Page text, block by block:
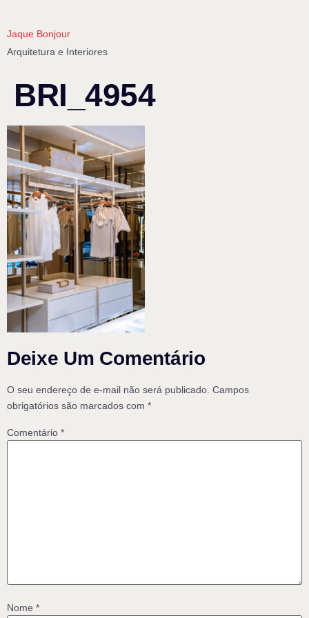
Jaque Bonjour
Arquitetura e Interiores
BRI_4954
Deixe Um Comentário
O seu endereço de e-mail não será publicado. Campos
obrigatórios são marcados com *
Comentário *
Nome *